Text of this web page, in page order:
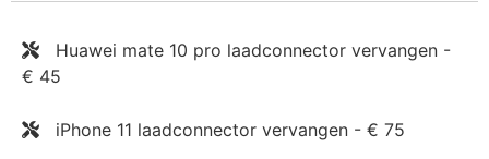
Huawei mate 10 pro laadconnector vervangen -
€ 45
iPhone 11 laadconnector vervangen - € 75